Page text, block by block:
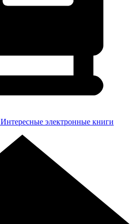
Интересные электронные книги